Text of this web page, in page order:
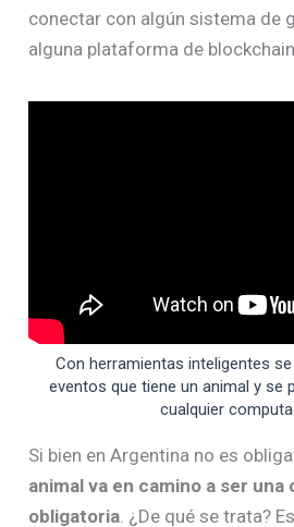
conectar con algún sistema de
alguna plataforma de blockchain.
Con herramientas inteligentes
eventos que tiene un animal y se
cualquier
Si bien en Argentina no es
animal va en camino a ser una
obligatoria. ¿De qué se trata?